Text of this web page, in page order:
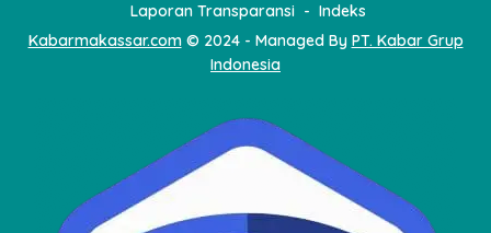
Laporan Transparansi
Indeks
Kabarmakassar.com© 2024 - Managed By PT. Kabar Grup
Indonesia